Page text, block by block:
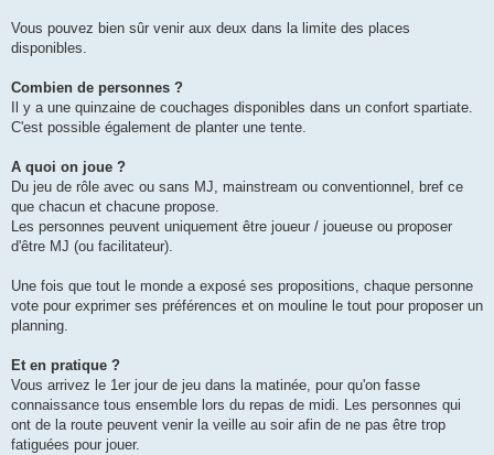
Vous pouvez bien sûr venir aux deux dans la limite des places
disponibles.
Combien de personnes ?
Il y a une quinzaine de couchages disponibles dans un confort spartiate.
C'est possible également de planter une tente.
A quoi on joue ?
Du jeu de rôle avec ou sans MJ, mainstream ou conventionnel, bref ce
que chacun et chacune propose.
Les personnes peuvent uniquement être joueur / joueuse ou proposer
d'être MJ (ou facilitateur).
Une fois que tout le monde a exposé ses propositions, chaque personne
vote pour exprimer ses préférences et on mouline le tout pour proposer un
planning.
Et en pratique ?
Vous arrivez le 1er jour de jeu dans la matinée, pour qu'on fasse
connaissance tous ensemble lors du repas de midi. Les personnes qui
ont de la route peuvent venir la veille au soir afin de ne pas être trop
fatiguées pour jouer.